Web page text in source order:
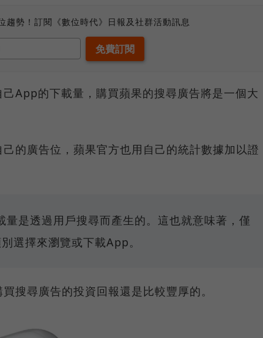
趨勢！訂閱《數位時代》日報及社群活動訊息
App的下載量，購買蘋果的搜尋廣告將是一個大
的廣告位，蘋果官方也用自己的統計數據加以證
是透過用戶搜尋而產生的。這也就意味著，僅
選擇來瀏覽或下載App。
搜尋廣告的投資回報還是比較豐厚的。